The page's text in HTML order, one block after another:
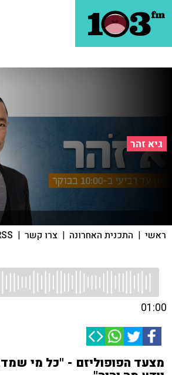
גיא זהר
ראשי | התכנית האחרונה | צרו קשר |
01:00
מצעד הפופוליזם - "כל מי